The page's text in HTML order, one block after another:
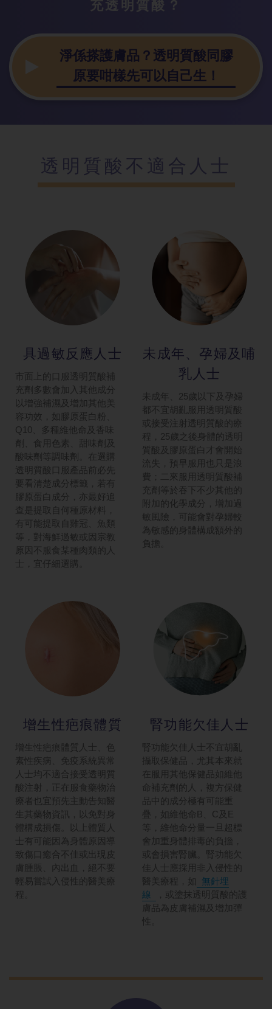
充透明質酸？
淨係搽護膚品？透明質酸同膠
原要咁樣先可以自己生！
透明質酸不適合人士
具過敏反應人士
市面上的口服透明質酸補
充劑多數會加入其他成分
以增強補濕及增加其他美
容功效，如膠原蛋白粉、
Q10、多種維他命及香味
劑、食用色素、甜味劑及
酸味劑等調味劑。在選購
透明質酸口服產品前必先
要看清楚成分標籤，若有
膠原蛋白成分，亦最好追
查是提取自何種原材料，
有可能提取自雞冠、魚類
等，對海鮮過敏或因宗教
原因不服食某種肉類的人
士，宜仔細選購。
未成年、孕婦及哺
乳人士
未成年、25歲以下及孕婦
都不宜胡亂服用透明質酸
或接受注射透明質酸的療
程，25歲之後身體的透明
質酸及膠原蛋白才會開始
流失，預早服用也只是浪
費；二來服用透明質酸補
充劑等於吞下不少其他的
附加的化學成分，增加過
敏風險，可能會對孕婦較
為敏感的身體構成額外的
負擔。
增生性疤痕體質
增生性疤痕體質人士、色
素性疾病、免疫系統異常
人士均不適合接受透明質
酸注射，正在服食藥物治
療者也宜預先主動告知醫
生其藥物資訊，以免對身
體構成損傷。以上體質人
士有可能因為身體原因導
致傷口癒合不佳或出現皮
膚腫脹、內出血，絕不要
輕易嘗試入侵性的醫美療
程。
腎功能欠佳人士
腎功能欠佳人士不宜胡亂
攝取保健品，尤其本來就
在服用其他保健品如維他
命補充劑的人，複方保健
品中的成分極有可能重
疊，如維他命B、C及E
等，維他命分量一旦超標
會加重身體排毒的負擔，
或會損害腎臟。腎功能欠
佳人士應採用非入侵性的
醫美療程，如
無針埋
線
，或塗抹透明質酸的護
膚品為皮膚補濕及增加彈
性。